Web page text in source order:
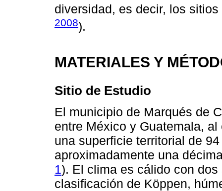
diversidad, es decir, los
2008).
MATERIALES Y
Sitio de Estudio
El municipio de Marqués de
entre México y Guatemala,
una superficie territorial de
aproximadamente una
1). El clima es cálido con
clasificación de Köppen,